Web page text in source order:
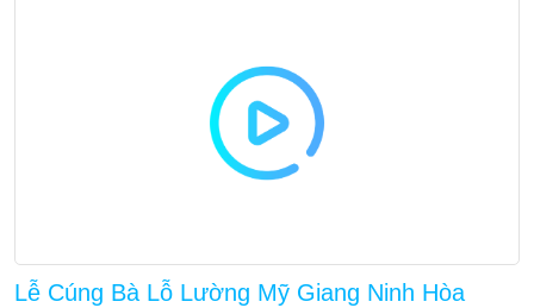
Lễ Cúng Bà Lỗ Lường Mỹ Giang Ninh Hòa